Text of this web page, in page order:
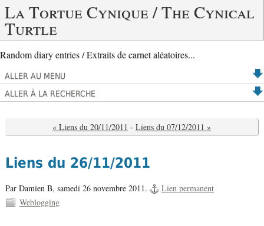
La Tortue Cynique / The Cynical
Turtle
Random diary entries / Extraits de carnet aléatoires...
ALLER AU MENU
ALLER À LA RECHERCHE
« Liens du 20/11/2011 - Liens du 07/12/2011 »
Liens du 26/11/2011
Par Damien B, samedi 26 novembre 2011.
Lien permanent
Weblogging